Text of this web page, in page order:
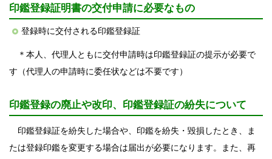
印鑑登録証明書の交付申請に必要なもの
登録時に交付される印鑑登録証
＊本人、代理人ともに交付申請時は印鑑登録証の提示が必要で
す（代理人の申請時に委任状などは不要です）
印鑑登録の廃止や改印、印鑑登録証の紛失について
印鑑登録証を紛失した場合や、印鑑を紛失・毀損したとき、ま
たは登録印鑑を変更する場合は届出が必要になります。また、再